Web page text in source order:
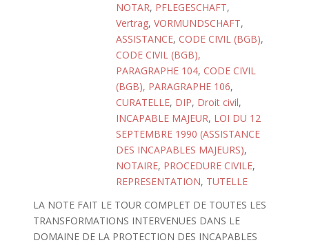
NOTAR, PFLEGESCHAFT,
Vertrag, VORMUNDSCHAFT,
ASSISTANCE, CODE CIVIL (BGB),
CODE CIVIL (BGB),
PARAGRAPHE 104, CODE CIVIL
(BGB), PARAGRAPHE 106,
CURATELLE, DIP, Droit civil,
INCAPABLE MAJEUR, LOI DU 12
SEPTEMBRE 1990 (ASSISTANCE
DES INCAPABLES MAJEURS),
NOTAIRE, PROCEDURE CIVILE,
REPRESENTATION, TUTELLE
LA NOTE FAIT LE TOUR COMPLET DE TOUTES LES
TRANSFORMATIONS INTERVENUES DANS LE
DOMAINE DE LA PROTECTION DES INCAPABLES